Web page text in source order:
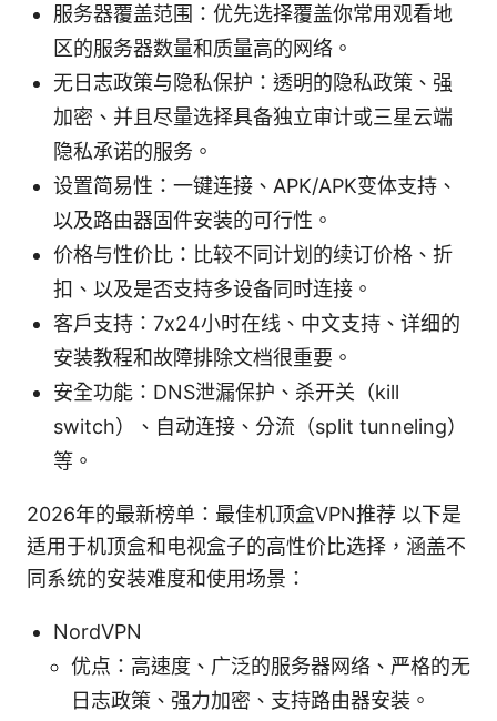
服务器覆盖范围：优先选择覆盖你常用观看地
区的服务器数量和质量高的网络。
无日志政策与隐私保护：透明的隐私政策、强
加密、并且尽量选择具备独立审计或三星云端
隐私承诺的服务。
设置简易性：一键连接、APK/APK变体支持、
以及路由器固件安装的可行性。
价格与性价比：比较不同计划的续订价格、折
扣、以及是否支持多设备同时连接。
客户支持：7x24小时在线、中文支持、详细的
安装教程和故障排除文档很重要。
安全功能：DNS泄漏保护、杀开关（kill
switch）、自动连接、分流（split tunneling）
等。
2026年的最新榜单：最佳机顶盒VPN推荐 以下是
适用于机顶盒和电视盒子的高性价比选择，涵盖不
同系统的安装难度和使用场景：
NordVPN
优点：高速度、广泛的服务器网络、严格的无
日志政策、强力加密、支持路由器安装。